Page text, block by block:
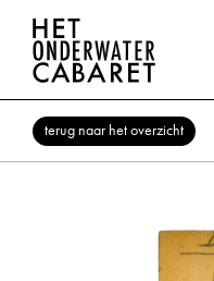
terug naar het overzicht